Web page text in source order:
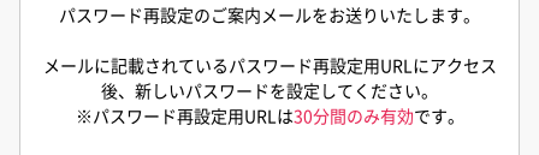
パスワード再設定のご案内メールをお送りいたします。
メールに記載されているパスワード再設定用URLにアクセス
後、新しいパスワードを設定してください。
※パスワード再設定用URLは30分間のみ有効です。